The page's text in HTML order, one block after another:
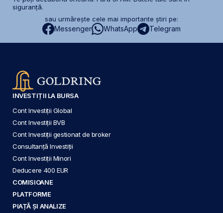
siguranță.
sau urmărește cele mai importante știri pe:
Messenger WhatsApp Telegram
INVESTIȚII LA BURSA
Cont Investiții Global
Cont Investiții BVB
Cont Investiții gestionat de broker
Consultanță Investiții
Cont Investiții Minori
Deducere 400 EUR
COMISIOANE
PLATFORME
PIAȚĂ ȘI ANALIZE